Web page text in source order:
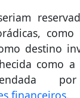
destino
como a
financeiros.